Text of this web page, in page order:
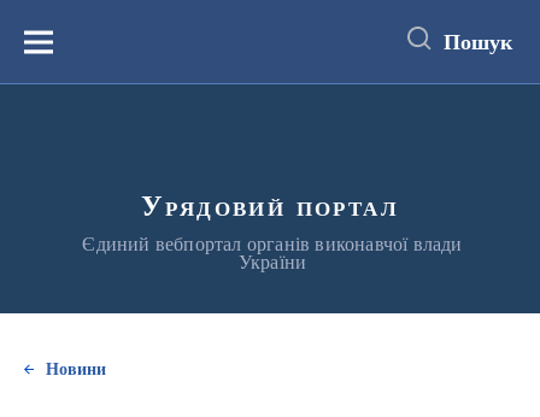
вмістуМеню Пошук
Урядовий портал
Єдиний вебпортал органів виконавчої влади
України
Новини